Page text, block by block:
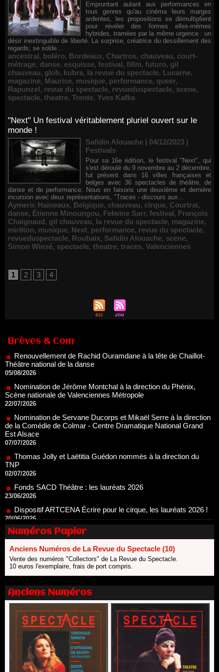
Empruntant autant aux performances en
tous genres qu'au cinéma leurs marges
ardentes, les propositions se démultiplient
pour révéler des formes elles-mêmes
hybrides, tramées par la même urgence : un
désir inextinguible de liberté. La surprise, créatrice du dessillement des
regards, se solde...
ancestral, boléro, Bordeaux, Chartros, chauveau, court-
métrage, danse, esquisse, festival, fillm, futuro, gil
chauveau, glob, kubra, la revue du spectacle, Lucarne,
magazine, Maurice, musique, performance, queer,
Rapunzel, revue du spectacle, revueduspectacle, scene,
spectacle, theatre, Trente, Yves Kafka
"Next" Un festival véritablement pluriel ouvert sur le
monde !
Safidin Alouache | 04/12/2023 |
Festivals
Pour sa 16e édition, le festival "Next", qui
s'est déroulé du 9 novembre au 2 décembre,
fut présent dans 16 villes françaises et
belges avec 36 spectacles de théâtre, de
danse et de performance. Nous en faisons une deuxième et dernière
incursion avec deux représentations, "Traces - discours aux...
Aymeric Haineaux, Belgique, chauveau, cirque, Courtrai,
danse, Étienne Minoungou, Felwine Sarr, festival, François
Chaignaud, gil chauveau, la revue du spectacle, magazine,
mirliton, musique, Next, performance, revue du spectacle,
revueduspectacle, Roubaix, Safidin Alouache, scene,
Simon Winsé, spectacle, theatre, traces, Valenciennes
1 2 3 4
Brèves & Com
05/08/2026
Nomination de Jérôme Montchal à la direction du Phénix,
Scène nationale de Valenciennes Métropole
22/07/2026
Nomination de Servane Ducorps et Mikaël Serre à la direction
de la Comédie de Colmar - Centre Dramatique National Grand
Est Alsace
Thomas Jolly et Laëtitia Guédon nommés à la direction du
TNP
02/07/2026
Fonds SACD Théâtre : les lauréats 2026
23/06/2026
Dispositif ARTCENA Écrire pour le cirque, les lauréats 2026 !
20/06/2026
Le palmarès des prix SACD 2026
18/06/2026
Les 10 lauréats du Fonds Grandes Formes Théâtre 2026
SACD
13/06/2026
Nomination de Nathalie Garraud et Olivier Saccomano à la
direction du Théâtre de Gennevilliers - CDN
Dispositif SACD Auteurs d'espaces : les lauréats 2026
18/03/2026
Numéros Papier
Anciens Numéros de La Revue du Spectacle (10)
Vente des numéros "Collectors" de La Revue du Spectacle.
10 euros l'exemplaire, frais de port compris.
Anciens Numéros